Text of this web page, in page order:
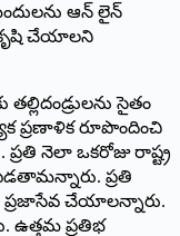
ఆన్‌ ‌లైన్‌
కృషి చేయాలని
సైతం
ప్రణాళిక రూపొందించి
నెలా ఒకరోజు రాష్ట్ర
ప్రతి
ప్రజాసేవ చేయాలన్నారు.
ఉత్తమ ప్రతిభ